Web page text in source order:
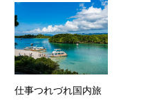
仕事つれづれ国内旅